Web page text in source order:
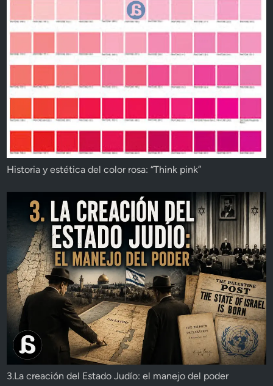
Historia y estética del color rosa: “Think pink”
3.La creación del Estado Judío: el manejo del poder